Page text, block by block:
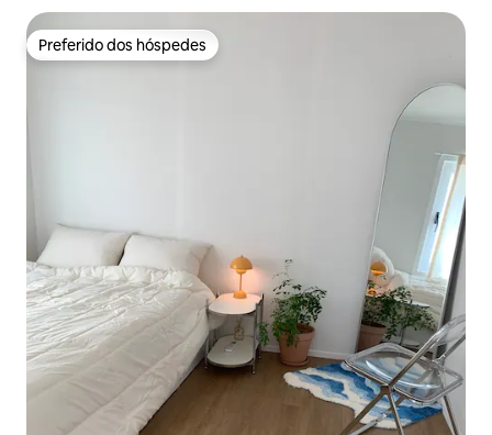
Preferido dos hóspedes
Preferido dos hóspedes